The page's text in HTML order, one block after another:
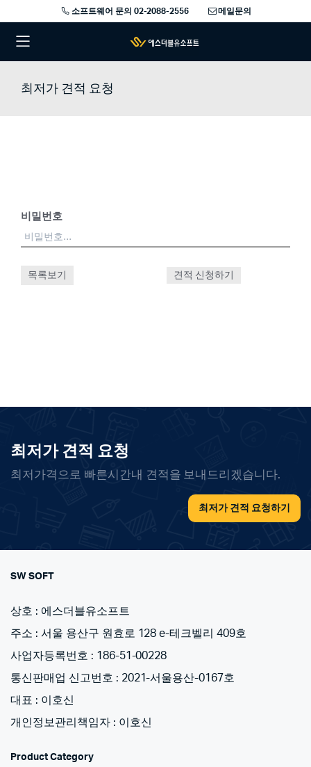
소프트웨어 문의 02-2088-2556 메일문의
최저가 견적 요청
비밀번호
목록보기
최저가 견적 요청
최저가격으로 빠른시간내 견적을 보내드리겠습니다.
최저가 견적 요청하기
SW SOFT
상호 : 에스더블유소프트
주소 : 서울 용산구 원효로 128 e-테크벨리 409호
사업자등록번호 : 186-51-00228
통신판매업 신고번호 : 2021-서울용산-0167호
대표 : 이호신
개인정보관리책임자 : 이호신
Product Category